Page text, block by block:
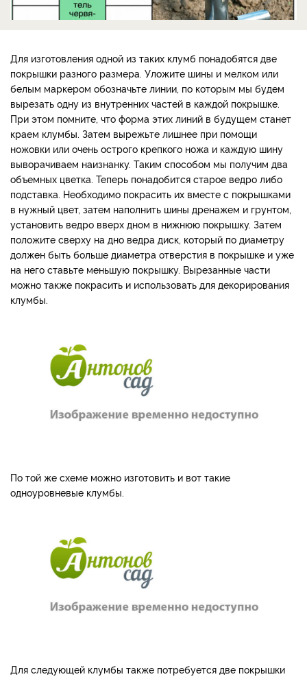
Для изготовления одной из таких клумб понадобятся две
покрышки разного размера. Уложите шины и мелком или
белым маркером обозначьте линии, по которым мы будем
вырезать одну из внутренних частей в каждой покрышке.
При этом помните, что форма этих линий в будущем станет
краем клумбы. Затем вырежьте лишнее при помощи
ножовки или очень острого крепкого ножа и каждую шину
выворачиваем наизнанку. Таким способом мы получим два
объемных цветка. Теперь понадобится старое ведро либо
подставка. Необходимо покрасить их вместе с покрышками
в нужный цвет, затем наполнить шины дренажем и грунтом,
установить ведро вверх дном в нижнюю покрышку. Затем
положите сверху на дно ведра диск, который по диаметру
должен быть больше диаметра отверстия в покрышке и уже
на него ставьте меньшую покрышку. Вырезанные части
можно также покрасить и использовать для декорирования
клумбы.
По той же схеме можно изготовить и вот такие
одноуровневые клумбы.
Для следующей клумбы также потребуется две покрышки